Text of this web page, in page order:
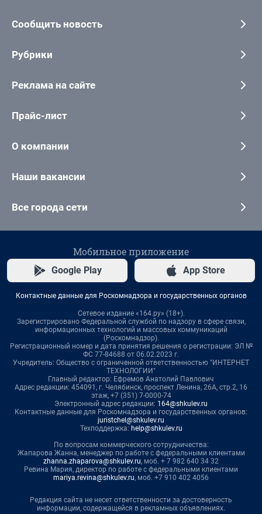
Сообщить новость
Рубрики
Реклама на сайте
Прайс-лист
О компании
Наши вакансии
Все города сети
Мобильное приложение
Google Play App Store
Контактные данные для Роскомнадзора и государственных органов
Сетевое издание «164.ру» (18+).
Зарегистрировано Федеральной службой по надзору в сфере связи,
информационных технологий и массовых коммуникаций
(Роскомнадзор).
Регистрационный номер и дата принятия решения о регистрации: ЭЛ №
ФС 77-84688 от 06.02.2023 г.
Учредитель: Общество с ограниченной ответственностью "ИНТЕРНЕТ
ТЕХНОЛОГИИ"
Главный редактор: Ефремов Анатолий Павлович
Адрес редакции: 454091, г. Челябинск, проспект Ленина, 26А, стр.2, 16
этаж, +7 (351) 7-0000-74
Электронный адрес редакции: 164@shkulev.ru
Контактные данные для Роскомнадзора и государственных органов:
juristchel@shkulev.ru
Техподдержка: help@shkulev.ru
По вопросам коммерческого сотрудничества:
Жапарова Жанна, менеджер по работе с федеральными клиентами
zhanna.zhaparova@shkulev.ru, моб. + 7 982 640 34 32
Ревина Мария, директор по работе с федеральными клиентами
mariya.revina@shkulev.ru, моб. +7 910 402 4056
Редакция сайта не несет ответственности за достоверность
информации, содержащейся в рекламных объявлениях.